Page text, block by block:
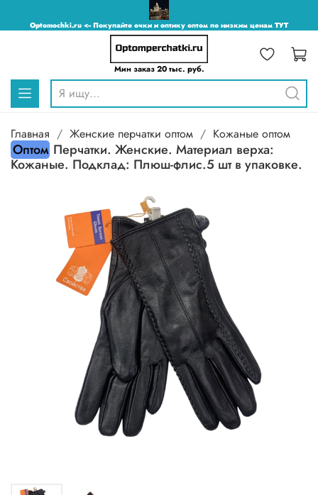
Optomochki.ru <-- Покупайте очки и оптику оптом по низким ценам ТУТ
Мин заказ 20 тыс. руб.
Главная Женские перчатки оптом Кожаные оптом
Оптом Перчатки. Женские. Материал верха:
Кожаные. Подклад: Плюш-флис.5 шт в упаковке.